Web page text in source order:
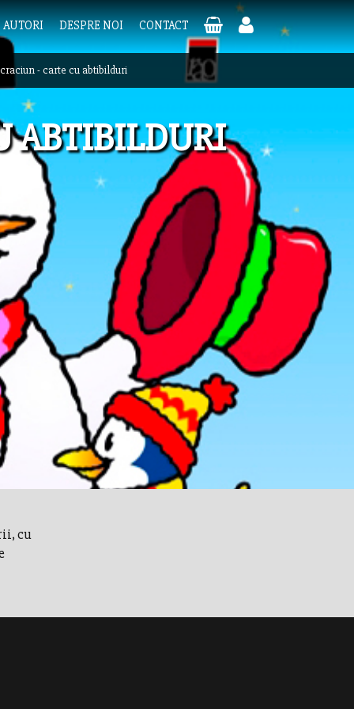
AUTORI DESPRE NOI CONTACT
- carte cu abtibilduri
ABTIBILDURI
cu